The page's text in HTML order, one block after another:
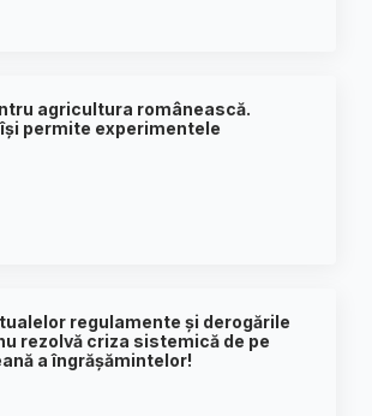
agricultura românească.
permite experimentele
regulamente și derogările
rezolvă criza sistemică de pe
a îngrășămintelor!